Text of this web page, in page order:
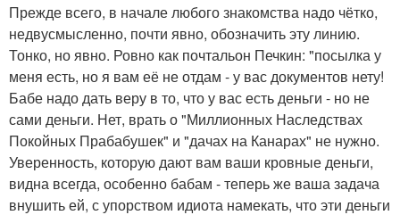
Прежде всего, в начале любого знакомства надо чётко,
недвусмысленно, почти явно, обозначить эту линию.
Тонко, но явно. Ровно как почтальон Печкин: "посылка у
меня есть, но я вам её не отдам - у вас документов нету!
Бабе надо дать веру в то, что у вас есть деньги - но не
сами деньги. Нет, врать о "Миллионных Наследствах
Покойных Прабабушек" и "дачах на Канарах" не нужно.
Уверенность, которую дают вам ваши кровные деньги,
видна всегда, особенно бабам - теперь же ваша задача
внушить ей, с упорством идиота намекать, что эти деньги